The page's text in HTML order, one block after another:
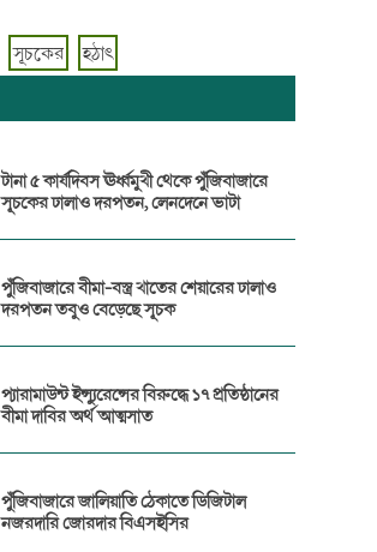
সূচকের হঠাৎ
টানা ৫ কার্যদিবস ঊর্ধ্বমুখী থেকে পুঁজিবাজারে
সূচকের ঢালাও দরপতন, লেনদেনে ভাটা
পুঁজিবাজারে বীমা-বস্ত্র খাতের শেয়ারের ঢালাও
দরপতন তবুও বেড়েছে সূচক
প্যারামাউন্ট ইন্স্যুরেন্সের বিরুদ্ধে ১৭ প্রতিষ্ঠানের
বীমা দাবির অর্থ আত্মসাত
পুঁজিবাজারে জালিয়াতি ঠেকাতে ডিজিটাল
নজরদারি জোরদার বিএসইসির